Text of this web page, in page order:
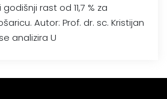
rast od 11,7 % za
Autor: Prof. dr. sc. Kristijan
analizira U